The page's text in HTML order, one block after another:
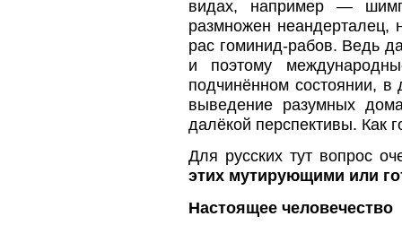
видах, например —
размножен неандерталец,
рас гоминид-рабов. Ведь
и поэтому
подчинённом состоянии,
выведение разумных
далёкой перспективы. Как
Для русских тут вопрос
этих мутирующими или
Настоящее человечество